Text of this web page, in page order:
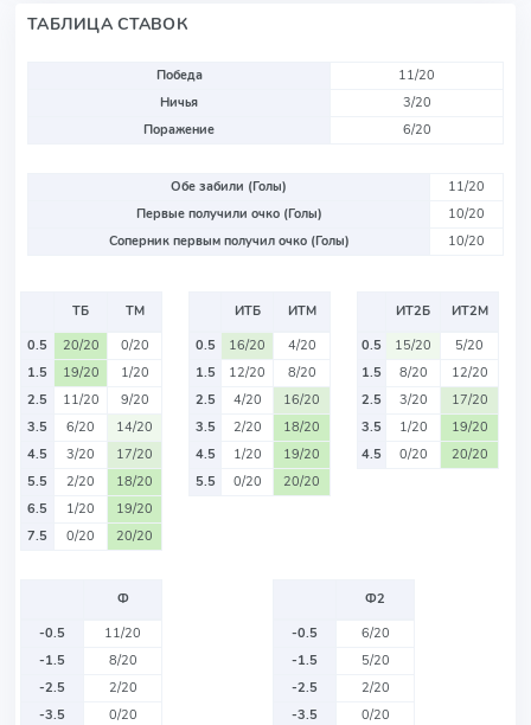
ТАБЛИЦА СТАВОК
Победа
11/20
Ничья
3/20
Поражение
6/20
Обе забили (Голы)
11/20
Первые получили очко (Голы)
10/20
Соперник первым получил очко (Голы)
10/20
ТБ
ТМ
0.5
20/20
0/20
1.5
19/20
1/20
2.5
11/20
9/20
3.5
6/20
14/20
4.5
3/20
17/20
5.5
2/20
18/20
6.5
1/20
19/20
7.5
0/20 20/20
ИТБ
ИТМ
0.5
16/20
4/20
1.5
12/20
8/20
2.5
4/20
16/20
3.5
2/20
18/20
4.5
1/20
19/20
5.5
0/20 20/20
ИТ2Б
ИТ2М
0.5
15/20
5/20
1.5
8/20
12/20
2.5
3/20
17/20
3.5
1/20
19/20
4.5
0/20 20/20
Ф
-0.5
11/20
-1.5
8/20
-2.5
2/20
-3.5
0/20
Ф2
-0.5
6/20
-1.5
5/20
-2.5
2/20
-3.5
0/20